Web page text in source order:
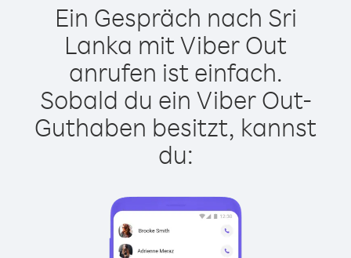
Ein Gespräch nach Sri
Lanka mit Viber Out
anrufen ist einfach.
Sobald du ein Viber Out-
Guthaben besitzt, kannst
du: